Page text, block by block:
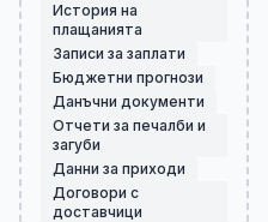
История на
плащанията
Записи за заплати
Бюджетни прогнози
Данъчни документи
Отчети за печалби и
загуби
Данни за приходи
Договори с
доставчици